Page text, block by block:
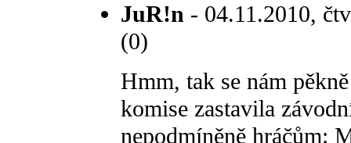
JuR!n - 04.11.2010,
(0)
Hmm, tak se nám
komise zastavila
nepodmíněně hráčům: